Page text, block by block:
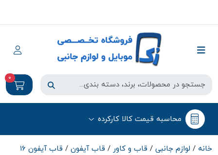
0
محاسبه قیمت کالا کارکرده
خانه / لوازم جانبی / قاب و کاور / قاب آیفون /
قاب آیفون ۱۶